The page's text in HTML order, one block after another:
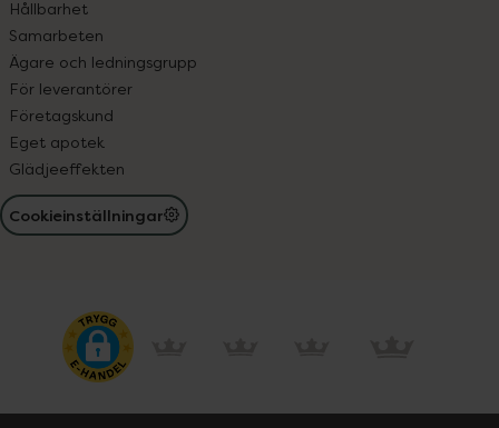
Hållbarhet
Samarbeten
Ägare och ledningsgrupp
För leverantörer
Företagskund
Eget apotek
Glädjeeffekten
Cookieinställningar